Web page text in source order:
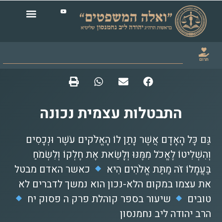
תרום
התבטלות עצמית נכונה
גַּם כָּל הָאָדָם אֲשֶׁר נָתַן לוֹ הָאֱלֹקים עֹשֶׁר וּנְכָסִים
וְהִשְׁלִיטוֹ לֶאֱכֹל מִמֶּנּוּ וְלָשֵׂאת אֶת חֶלְקוֹ וְלִשְׂמֹחַ
בַּעֲמָלוֹ זֹה מַתַּת אֱלֹהִים הִיא
כאשר האדם מבטל
את עצמו במקום הלא-נכון הוא נמשך לדברים לא
טובים
שיעור בספר קוהלת פרק ה פסוק יח
הרב יהודה ליב נחמנסון